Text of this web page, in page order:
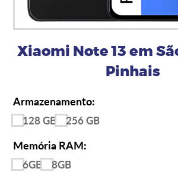
Xiaomi Note 13 em
Pinhais
Armazenamento:
128 GB 256 GB
Memória RAM:
6GB 8GB